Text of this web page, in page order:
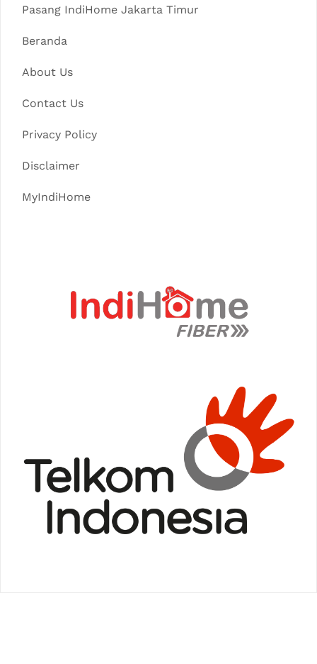
Pasang IndiHome Jakarta Timur
Beranda
About Us
Contact Us
Privacy Policy
Disclaimer
MyIndiHome